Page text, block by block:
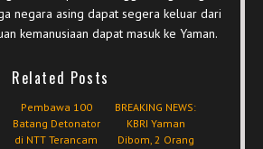
negara asing dapat segera keluar dari
kemanusiaan dapat masuk ke Yaman.
Related Posts
Pembawa 100
Batang Detonator
di NTT Terancam
BREAKING NEWS:
KBRI Yaman
Dibom, 2 Orang